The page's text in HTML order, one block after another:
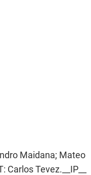
Maidana; Mateo
Tevez.__IP__